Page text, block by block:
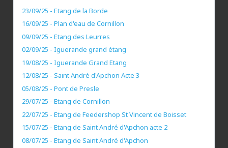
23/09/25 - Etang de la Borde
16/09/25 - Plan d'eau de Cornillon
09/09/25 - Etang des Leurres
02/09/25 - Iguerande grand étang
19/08/25 - Iguerande Grand Etang
12/08/25 - Saint André d'Apchon Acte 3
05/08/25 - Pont de Presle
29/07/25 - Etang de Cornillon
22/07/25 - Etang de Feedershop St Vincent de Boisset
15/07/25 - Etang de Saint André d'Apchon acte 2
08/07/25 - Etang de Saint André d'Apchon